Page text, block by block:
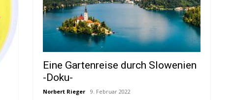
Eine Gartenreise durch Slowenien
-Doku-
Norbert Rieger 9. Februar 2022